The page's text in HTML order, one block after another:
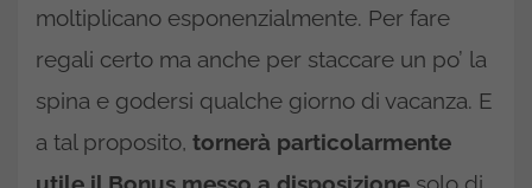
moltiplicano esponenzialmente. Per fare
regali certo ma anche per staccare un po’ la
spina e godersi qualche giorno di vacanza. E
a tal proposito, tornerà particolarmente